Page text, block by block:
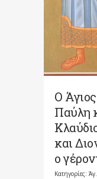
Ο
Παύλη
και
ο
Κατηγορίες: